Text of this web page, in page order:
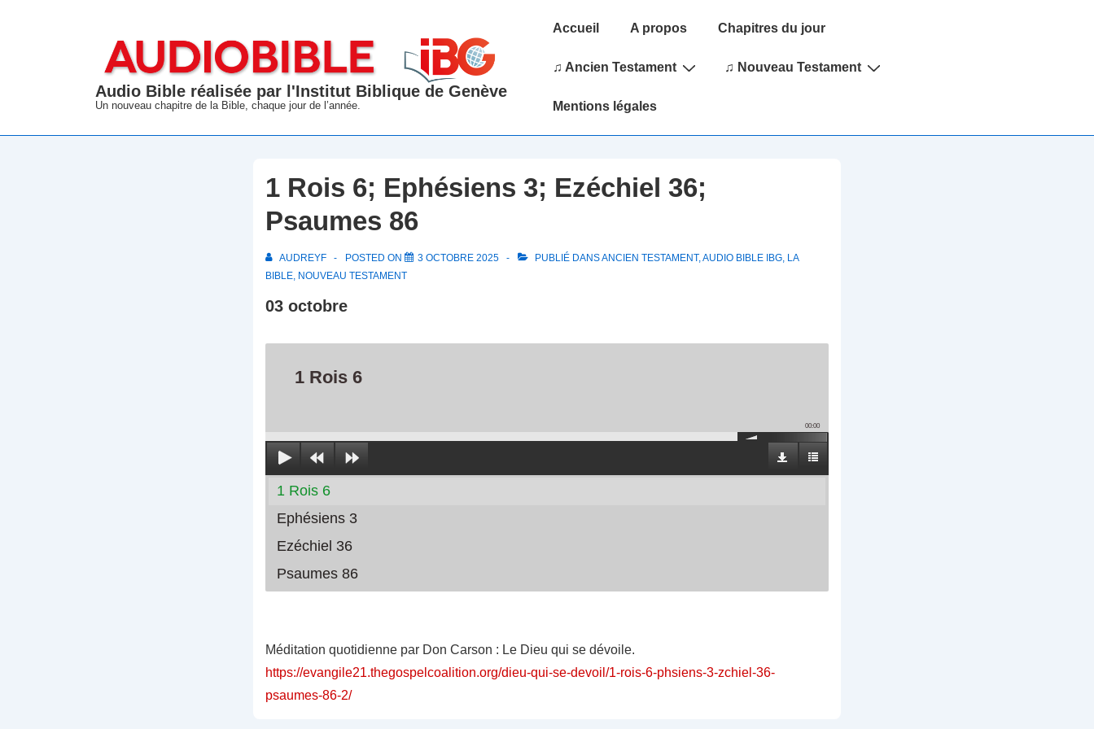
Audio Bible réalisée par l'Institut Biblique de Genève
Un nouveau chapitre de la Bible, chaque jour de l’année.
Main
Accueil A propos Chapitres du jour
♫ Ancien Testament ♫ Nouveau Testament
Mentions légales
1 Rois 6; Ephésiens 3; Ezéchiel 36;
Psaumes 86
AUDREYF POSTED ON 3 OCTOBRE 2025 PUBLIÉ DANSANCIEN TESTAMENT,AUDIO BIBLE IBG, LA
BIBLE, NOUVEAU TESTAMENT
03 octobre
1 Rois 6
00:00
1 Rois 6
Ephésiens 3
Ezéchiel 36
Psaumes 86
Méditation quotidienne par Don Carson : Le Dieu qui se dévoile.
https://evangile21.thegospelcoalition.org/dieu-qui-se-devoil/1-rois-6-phsiens-3-zchiel-36-
psaumes-86-2/